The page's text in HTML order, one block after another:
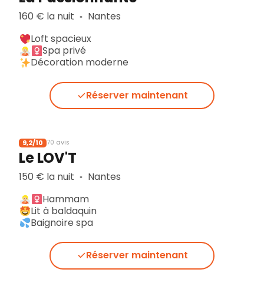
160 € la nuit ▪︎ Nantes
Loft spacieux
Spa privé
Décoration moderne
Réserver maintenant
9,2/10 70 avis
Le LOV'T
150 € la nuit ▪︎ Nantes
Hammam
Lit à baldaquin
Baignoire spa
Réserver maintenant